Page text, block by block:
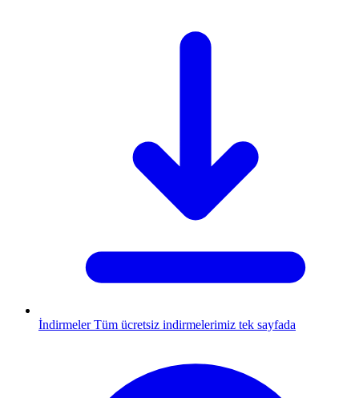
İndirmeler Tüm ücretsiz indirmelerimiz tek sayfada